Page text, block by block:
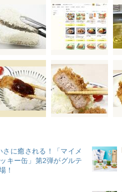
さに癒される！「マイメ
キー缶」第2弾がグルテ
！